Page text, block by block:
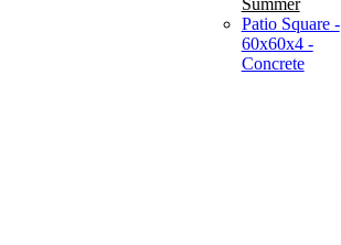
Summer
Patio Square -
60x60x4 -
Concrete